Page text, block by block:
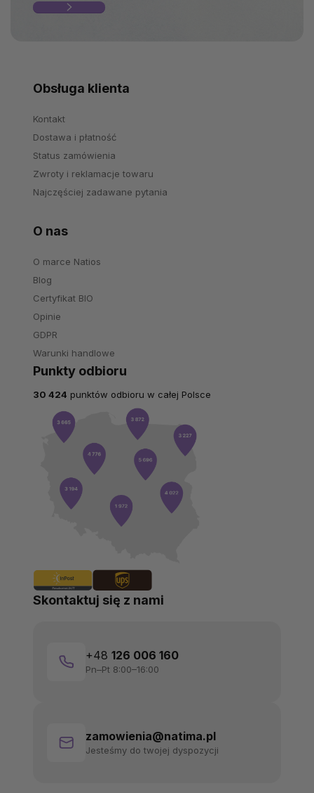
Obsługa klienta
Kontakt
Dostawa i płatność
Status zamówienia
Zwroty i reklamacje towaru
Najczęściej zadawane pytania
O nas
O marce Natios
Blog
Certyfikat BIO
Opinie
GDPR
Warunki handlowe
Skontaktuj się z nami
+48 126 006 160
Pn–Pt 8:00–16:00
zamowienia@natima.pl
Jesteśmy do twojej dyspozycji
Punkty odbioru
30 424 punktów odbioru w całej Polsce